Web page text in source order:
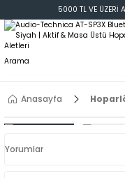
5000 TL VE ÜZERİ
Anasayfa
Yorumlar